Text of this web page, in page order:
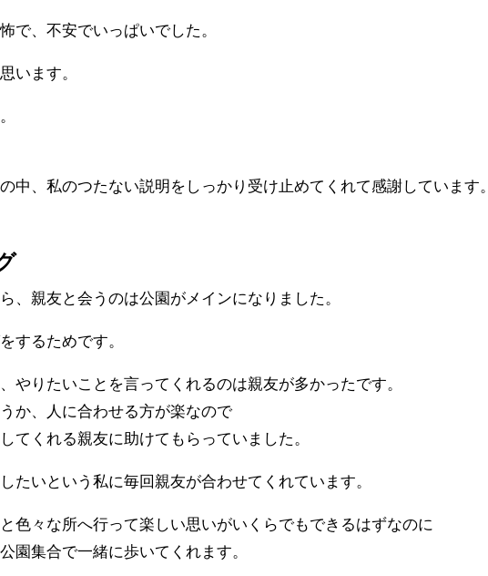
で、不安でいっぱいでした。
います。
中、私のつたない説明をしっかり受け止めてくれて感謝しています。
、親友と会うのは公園がメインになりました。
するためです。
やりたいことを言ってくれるのは親友が多かったです。
か、人に合わせる方が楽なので
てくれる親友に助けてもらっていました。
たいという私に毎回親友が合わせてくれています。
色々な所へ行って楽しい思いがいくらでもできるはずなのに
園集合で一緒に歩いてくれます。